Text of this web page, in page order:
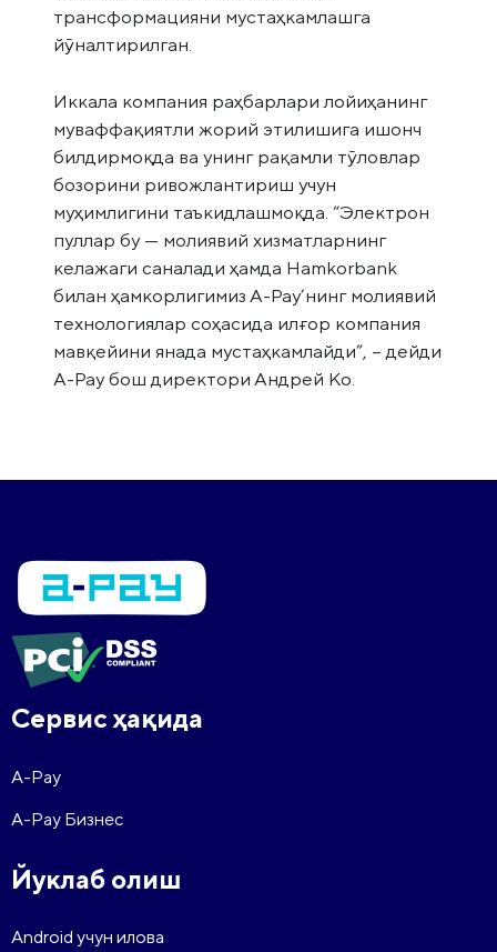
трансформацияни мустаҳкамлашга
йўналтирилган.
Иккала компания раҳбарлари лойиҳанинг
муваффақиятли жорий этилишига ишонч
билдирмоқда ва унинг рақамли тўловлар
бозорини ривожлантириш учун
муҳимлигини таъкидлашмоқда. “Электрон
пуллар бу — молиявий хизматларнинг
келажаги саналади ҳамда Hamkorbank
билан ҳамкорлигимиз А-Pay’нинг молиявий
технологиялар соҳасида илғор компания
мавқейини янада мустаҳкамлайди”, – дейди
А-Pay бош директори Андрей Ко.
Сервис ҳақида
A-Pay
A-Pay Бизнес
Йуклаб олиш
Android учун илова